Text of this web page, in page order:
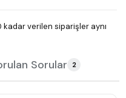
kadar verilen siparişler aynı
Sorular 2